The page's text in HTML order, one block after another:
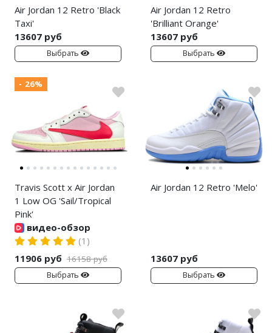
Air Jordan 12 Retro 'Black
Taxi'
13607 руб
Выбрать
Air Jordan 12 Retro
'Brilliant Orange'
13607 руб
Выбрать
- 26%
Travis Scott x Air Jordan
1 Low OG 'Sail/Tropical
Pink'
видео-обзор
(1)
11906 руб 16158 руб
Выбрать
Air Jordan 12 Retro 'Melo'
13607 руб
Выбрать
Nike PG
Nike Kobe
Nike Uptempo